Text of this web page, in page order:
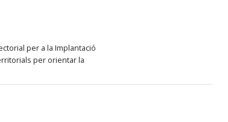
per a la Implantació
per orientar la